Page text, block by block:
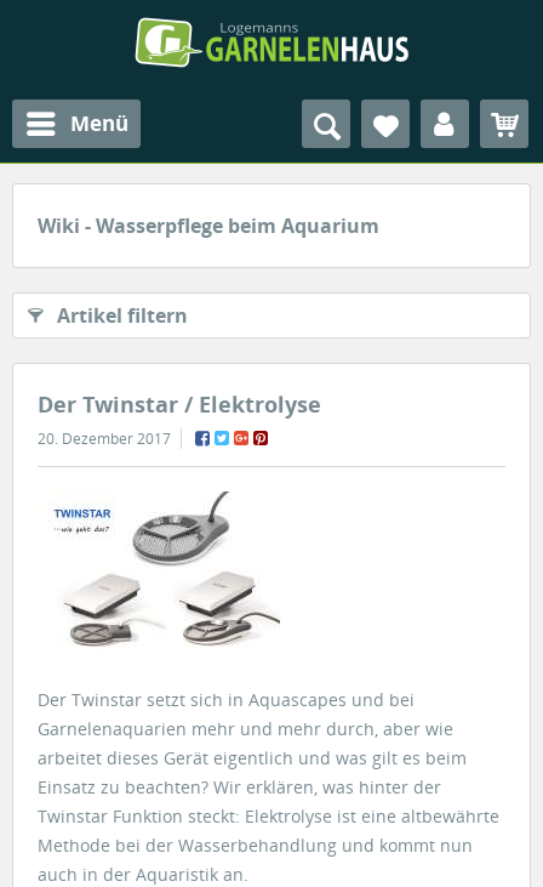
Menü
Wiki - Wasserpflege beim Aquarium
Artikel filtern
Der Twinstar / Elektrolyse
20. Dezember 2017
Der Twinstar setzt sich in Aquascapes und bei
Garnelenaquarien mehr und mehr durch, aber wie
arbeitet dieses Gerät eigentlich und was gilt es beim
Einsatz zu beachten? Wir erklären, was hinter der
Twinstar Funktion steckt: Elektrolyse ist eine altbewährte
Methode bei der Wasserbehandlung und kommt nun
auch in der Aquaristik an.